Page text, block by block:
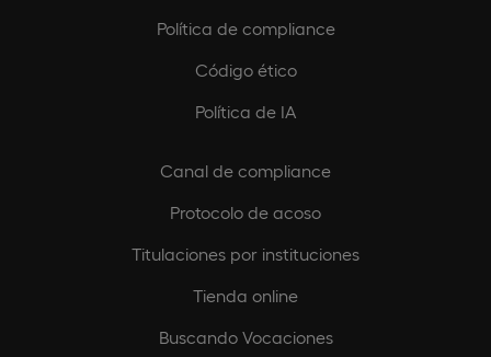
Política de compliance
Código ético
Política de IA
Canal de compliance
Protocolo de acoso
Titulaciones por instituciones
Tienda online
Buscando Vocaciones